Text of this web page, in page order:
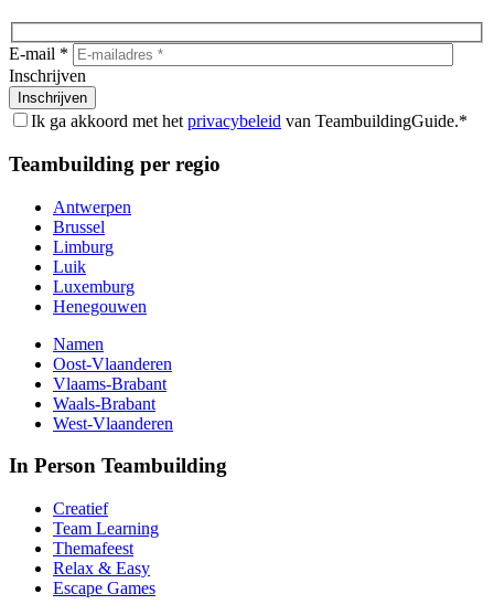
E-mail *
Inschrijven
Ik ga akkoord met het privacybeleid van TeambuildingGuide.*
Teambuilding per regio
Antwerpen
Brussel
Limburg
Luik
Luxemburg
Henegouwen
Namen
Oost-Vlaanderen
Vlaams-Brabant
Waals-Brabant
West-Vlaanderen
In Person Teambuilding
Creatief
Team Learning
Themafeest
Relax & Easy
Escape Games